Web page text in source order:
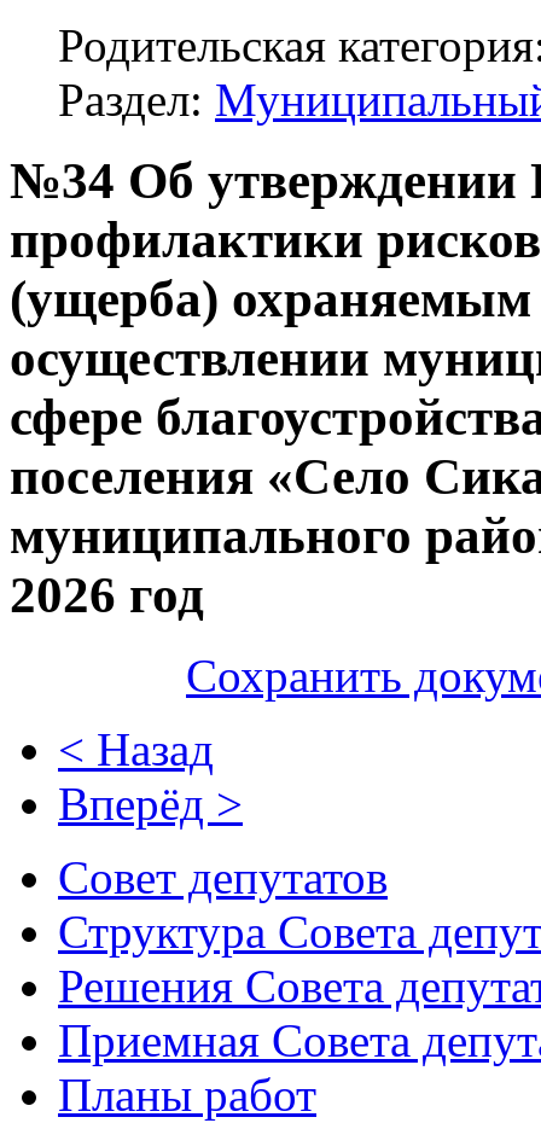
Родительская
Раздел:
№34 Об
профилактики
(ущерба) охраняемым
осуществлении
сфере
поселения «Село
муниципального
2026 год
Сохранить
< Назад
Вперёд >
Совет депутатов
Структура Совета
Решения Совета
Приемная Совета
Планы работ